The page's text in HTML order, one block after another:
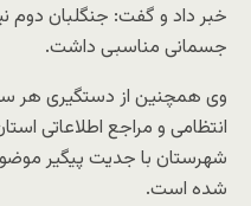
خبر داد و گفت: جنگلبان
جسمانی مناسبی داشت.
وی همچنین از دستگیری هر
انتظامی و مراجع اطلاعاتی
شهرستان با جدیت پیگیر
شده است.